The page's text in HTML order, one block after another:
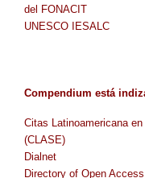
del FONACIT
UNESCO IESALC
Compendium está
Citas Latinoamericana
(CLASE)
Dialnet
Directory of Open